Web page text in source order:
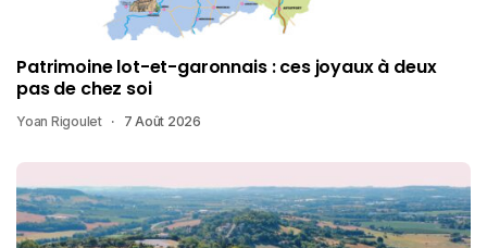
Patrimoine lot-et-garonnais : ces joyaux à deux
pas de chez soi
Yoan Rigoulet 7 Août 2026